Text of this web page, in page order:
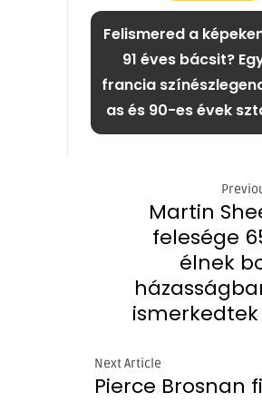
Felismered a
91 éves bácsit?
francia
as és 90-es évek
Martin
felesége
élnek
Next Article
Pierce Brosnan